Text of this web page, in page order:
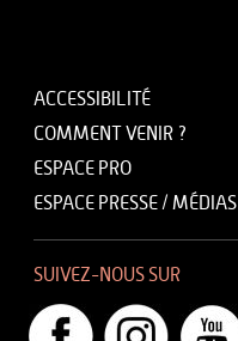
ACCESSIBILITÉ
COMMENT VENIR ?
ESPACE PRO
ESPACE PRESSE / MÉDIAS
SUIVEZ-NOUS SUR